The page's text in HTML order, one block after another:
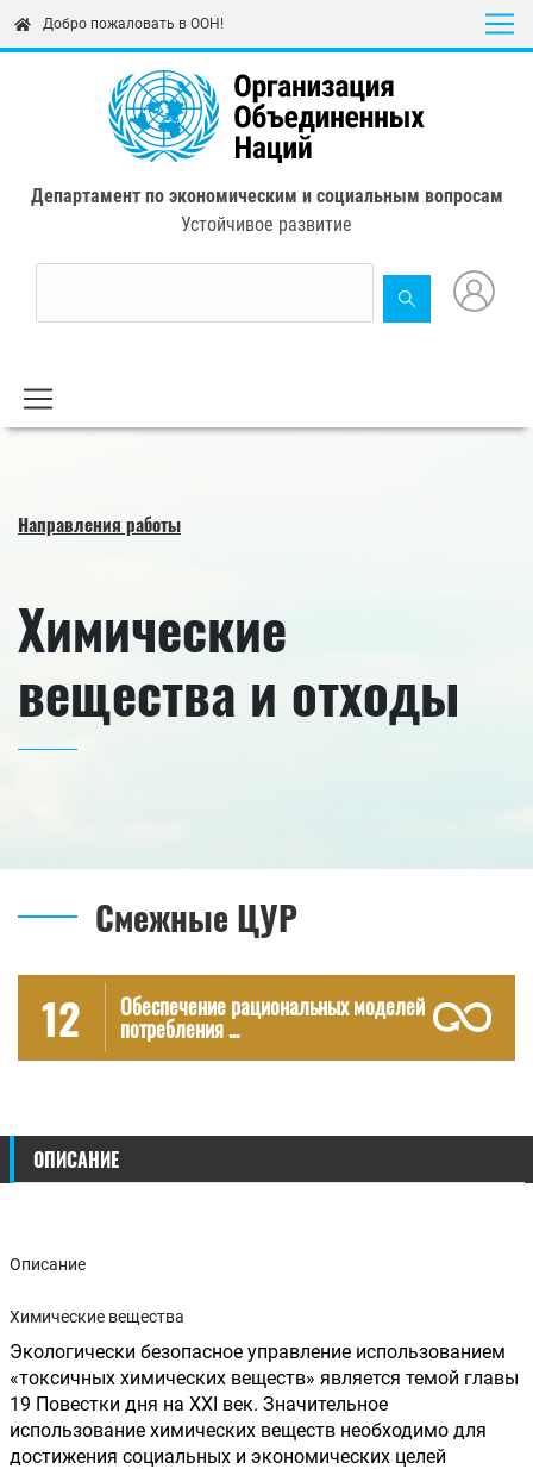
content
Добро пожаловать в ООН!
Департамент по экономическим и социальным вопросам
Устойчивое развитие
Направления работы
Химические
вещества и отходы
Смежные ЦУР
12 Обеспечение рациональных моделей
потребления ...
ОПИСАНИЕ
Описание
Химические вещества
Экологически безопасное управление использованием
«токсичных химических веществ» является темой главы
19 Повестки дня на XXI век. Значительное
использование химических веществ необходимо для
достижения социальных и экономических целей